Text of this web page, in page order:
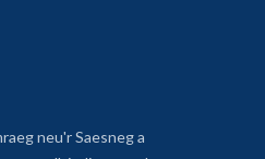
neu'r Saesneg a